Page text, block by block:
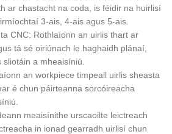
ar chastacht na coda, is féidir na huirlisí
3-ais, 4-ais agus 5-ais.
CNC: Rothlaíonn an uirlis thart ar
tá sé oiriúnach le haghaidh plánaí,
a mheaisíniú.
an workpiece timpeall uirlis sheasta
é chun páirteanna sorcóireacha
meaisínithe urscaoilte leictreach
in ionad gearradh uirlisí chun